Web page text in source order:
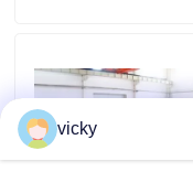
Drehmoment-
vicky